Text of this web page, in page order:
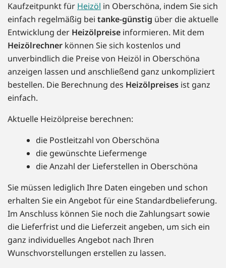
Kaufzeitpunkt für Heizöl in Oberschöna, indem Sie sich
einfach regelmäßig bei tanke-günstig über die aktuelle
Entwicklung der Heizölpreise informieren. Mit dem
Heizölrechner können Sie sich kostenlos und
unverbindlich die Preise von Heizöl in Oberschöna
anzeigen lassen und anschließend ganz unkompliziert
bestellen. Die Berechnung des Heizölpreises ist ganz
einfach.
Aktuelle Heizölpreise berechnen:
die Postleitzahl von Oberschöna
die gewünschte Liefermenge
die Anzahl der Lieferstellen in Oberschöna
Sie müssen lediglich Ihre Daten eingeben und schon
erhalten Sie ein Angebot für eine Standardbelieferung.
Im Anschluss können Sie noch die Zahlungsart sowie
die Lieferfrist und die Lieferzeit angeben, um sich ein
ganz individuelles Angebot nach Ihren
Wunschvorstellungen erstellen zu lassen.